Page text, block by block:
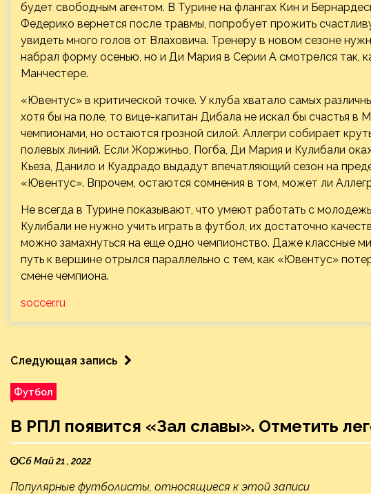
будет свободным агентом. В Турине на флангах Кин и
Федерико вернется после травмы, попробует прожить
увидеть много голов от Влаховича. Тренеру в новом сезоне
набрал форму осенью, но и Ди Мария в Серии А смотрелся так,
Манчестере.
«Ювентус» в критической точке. У клуба хватало самых
хотя бы на поле, то вице-капитан Дибала не искал бы счастья в
чемпионами, но остаются грозной силой. Аллегри собирает
полевых линий. Если Жоржиньо, Погба, Ди Мария и Кулибали
Кьеза, Данило и Куадрадо выдадут впечатляющий сезон на
«Ювентус». Впрочем, остаются сомнения в том, может ли
Не всегда в Турине показывают, что умеют работать с
Кулибали не нужно учить играть в футбол, их достаточно
можно замахнуться на еще одно чемпионство. Даже классные
путь к вершине отрылся параллельно с тем, как «Ювентус»
смене чемпиона.
soccer.ru
Следующая запись
Футбол
В РПЛ появится «Зал славы». Отметить
Сб Май 21 , 2022
Популярные футболисты, относящиеся к этой записи